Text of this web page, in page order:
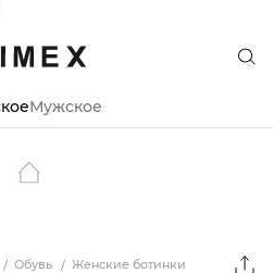
Мужское
Обувь Женские ботинки